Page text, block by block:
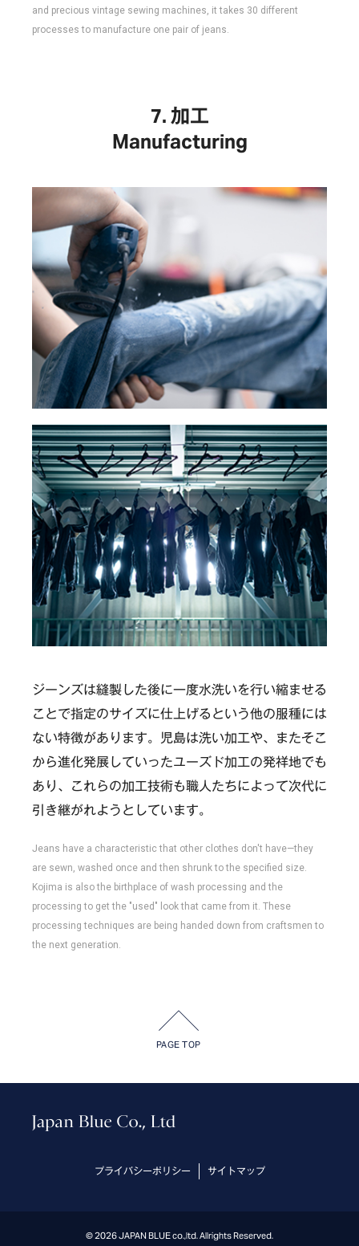
and precious vintage sewing machines, it takes 30 different
processes to manufacture one pair of jeans.
加工
Manufacturing
ジーンズは縫製した後に一度水洗いを行い縮ませる
ことで指定のサイズに仕上げるという他の服種には
ない特徴があります。児島は洗い加工や、またそこ
から進化発展していったユーズド加工の発祥地でも
あり、これらの加工技術も職人たちによって次代に
引き継がれようとしています。
Jeans have a characteristic that other clothes don't have—they
are sewn, washed once and then shrunk to the specified size.
Kojima is also the birthplace of wash processing and the
processing to get the "used" look that came from it. These
processing techniques are being handed down from craftsmen to
the next generation.
プライバシーポリシー サイトマップ
PAGE TOP
© 2026 JAPAN BLUE co.,ltd. Allrights Reserved.